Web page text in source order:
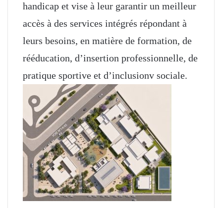
handicap et vise à leur garantir un meilleur
accès à des services intégrés répondant à
leurs besoins, en matière de formation, de
rééducation, d’insertion professionnelle, de
pratique sportive et d’inclusionv sociale.